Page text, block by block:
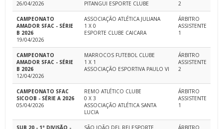
26/04/2026
PITANGUI ESPORTE CLUBE
2
CAMPEONATO
AMADOR SFAC - SÉRIE
B 2026
19/04/2026
ASSOCIAÇÃO ATLÉTICA JULIANA
1 X 0
ESPORTE CLUBE CAICARA
ÁRBITRO
ASSISTENTE
1
CAMPEONATO
AMADOR SFAC - SÉRIE
B 2026
12/04/2026
MARROCOS FUTEBOL CLUBE
1 X 1
ASSOCIAÇÃO ESPORTIVA PAULO VI
ÁRBITRO
ASSISTENTE
2
CAMPEONATO SFAC
SICOOB - SÉRIE A 2026
05/04/2026
REMO ATLÉTICO CLUBE
0 X 3
ASSOCIAÇÃO ATLÉTICA SANTA
LUCIA
ÁRBITRO
ASSISTENTE
1
SUB 20 - 1ª DIVISÃO -
SÃO JOÃO DEL REI ESPORTE
ÁRBITRO